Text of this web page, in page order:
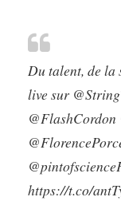
Du talent, de la
live sur
@FlashCordon
https://t.co/